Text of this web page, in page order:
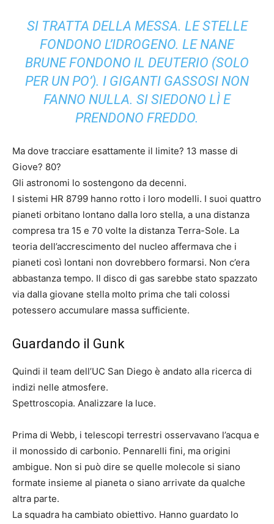
SI TRATTA DELLA MESSA. LE STELLE
FONDONO L’IDROGENO. LE NANE
BRUNE FONDONO IL DEUTERIO (SOLO
PER UN PO’). I GIGANTI GASSOSI NON
FANNO NULLA. SI SIEDONO LÌ E
PRENDONO FREDDO.
Ma dove tracciare esattamente il limite? 13 masse di
Giove? 80?
Gli astronomi lo sostengono da decenni.
I sistemi HR 8799 hanno rotto i loro modelli. I suoi quattro
pianeti orbitano lontano dalla loro stella, a una distanza
compresa tra 15 e 70 volte la distanza Terra-Sole. La
teoria dell’accrescimento del nucleo affermava che i
pianeti così lontani non dovrebbero formarsi. Non c’era
abbastanza tempo. Il disco di gas sarebbe stato spazzato
via dalla giovane stella molto prima che tali colossi
potessero accumulare massa sufficiente.
Guardando il Gunk
Quindi il team dell’UC San Diego è andato alla ricerca di
indizi nelle atmosfere.
Spettroscopia. Analizzare la luce.
Prima di Webb, i telescopi terrestri osservavano l’acqua e
il monossido di carbonio. Pennarelli fini, ma origini
ambigue. Non si può dire se quelle molecole si siano
formate insieme al pianeta o siano arrivate da qualche
altra parte.
La squadra ha cambiato obiettivo. Hanno guardato lo